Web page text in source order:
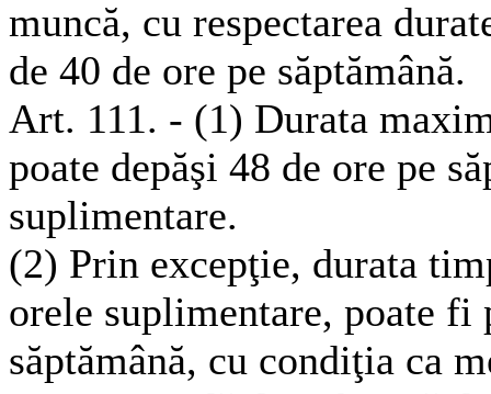
muncă, cu respectarea
de 40 de ore pe săptămână.
Art. 111. - (1) Durata
poate depăşi 48 de ore pe
suplimentare.
(2) Prin excepţie, durata
orele suplimentare, poate fi
săptămână, cu condiţia ca